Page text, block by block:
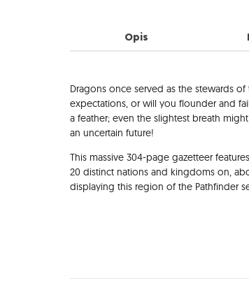
Opis
Opis
Dragons once served as the stewards
expectations, or will you flounder and
a feather; even the slightest breath
an uncertain future!
This massive 304-page gazetteer
20 distinct nations and kingdoms on,
displaying this region of the Pathfinder